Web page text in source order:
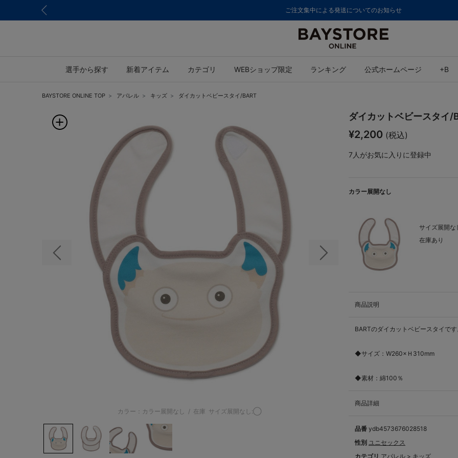
ご注文集中による発送についてのお知らせ
選手から探す 新着アイテム カテゴリ WEBショップ限定 ランキング 公式ホームページ +B
BAYSTORE ONLINE TOP アパレル キッズ ダイカットベビースタイ/BART
前の画像 次の画像
カラー：カラー展開なし / 在庫 サイズ展開なし:◯
ダイカットベビースタイ/
¥2,200 (税込)
7 人がお気に入りに登録中
カラー展開なし
サイズ展開な
在庫あり
商品説明
BARTのダイカットベビースタイです
◆サイズ：W260×Ｈ310mm
◆素材：綿100％
商品詳細
品番 ydb4573676028518
性別 ユニセックス
カテゴリ アパレル > キッズ